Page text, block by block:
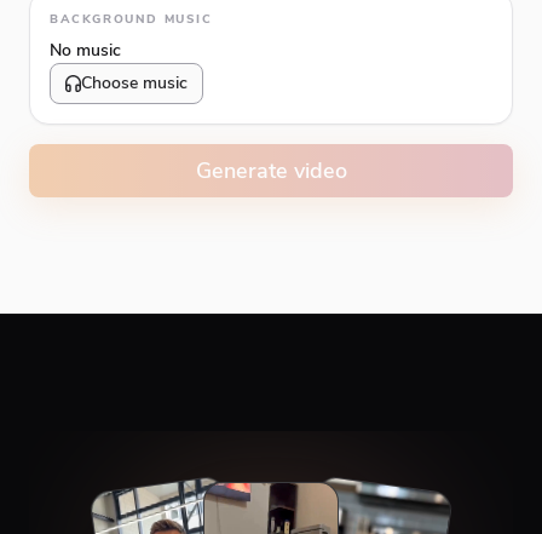
#E74C3C
BACKGROUND MUSIC
No music
Choose music
Generate video